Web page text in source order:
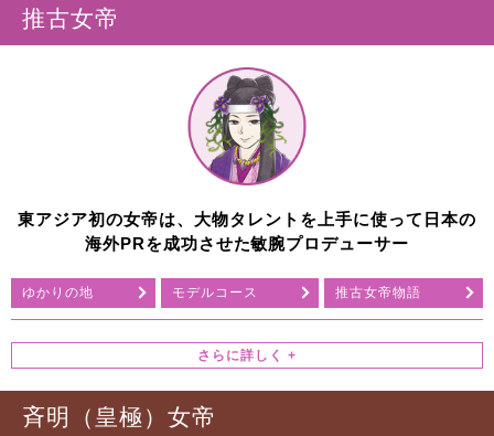
推古女帝
東アジア初の女帝は、大物タレントを上手に使って日本の
海外PRを成功させた敏腕プロデューサー
ゆかりの地 モデルコース 推古女帝物語
斉明（皇極）女帝